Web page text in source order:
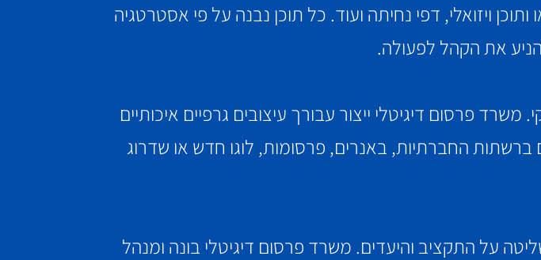
ויזואלי, דפי נחיתה ועוד. כל תוכן נבנה על פי אסטרטגיה
את הקהל לפעולה.
פרסום דיגיטלי ייצור עבורך עיצובים גרפיים איכותיים
החברתיות, באנרים, פרסומות, לוגו חדש או שדרוג
על התקציב והיעדים. משרד פרסום דיגיטלי בונה ומנהל